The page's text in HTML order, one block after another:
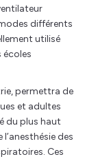
différents
utilisé
écoles
permettra de
et adultes
du plus haut
des
Ces